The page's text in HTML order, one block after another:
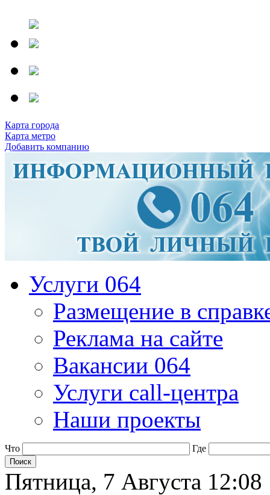
Карта города
Карта метро
Добавить компанию
Услуги 064
Размещение в
Реклама на сайте
Вакансии 064
Услуги call-центра
Наши проекты
Что Где
Пятница, 7 Августа 12:08